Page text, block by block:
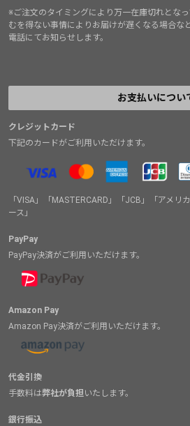
※ご注文のタイミングにより万一在庫切れとな
むを得ない事情によりお届けが遅くなる場合な
電話にてお知らせします。
お支払いについ
クレジットカード
下記のカードがご利用いただけます。
「VISA」「MASTERCARD」「JCB」「アメリ
ース」
PayPay
PayPay決済がご利用いただけます。
Amazon Pay
Amazon Pay決済がご利用いただけます。
代金引換
手数料は弊社が負担いたします。
銀行振込